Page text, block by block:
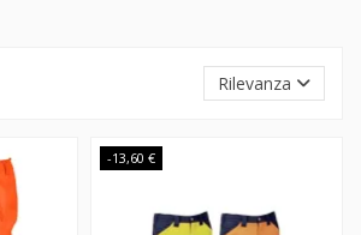
Rilevanza
-13,60 €